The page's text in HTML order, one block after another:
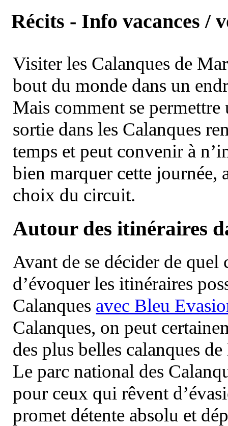
Récits - Info vacances /
Visiter les Calanques de
bout du monde dans un
Mais comment se permettre
sortie dans les Calanques
temps et peut convenir à
bien marquer cette journée,
choix du circuit.
Autour des itinéraires
Avant de se décider de
d’évoquer les itinéraires
Calanques avec Bleu
Calanques, on peut
des plus belles calanques
Le parc national des
pour ceux qui rêvent
promet détente absolu et